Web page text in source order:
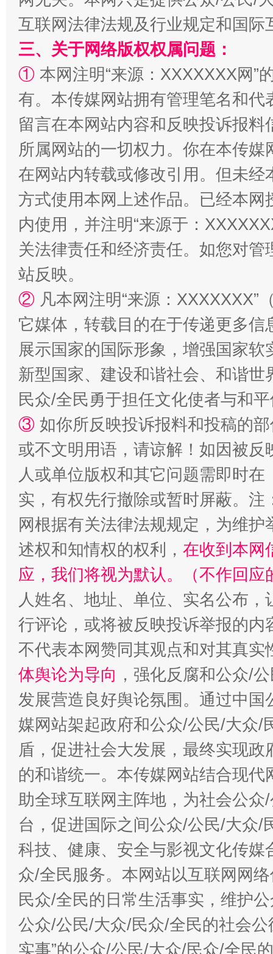
站台名比不上好声名
漫山遍野的桃花与雪山、麦地、白藏房 除
招工难、用工荒背后
互联网法律法规及行业规定和国
三、关于网络版权权属问题：
① 本网注明“来源：XXXXXXX网”
有。本传媒网站拥有管理笔名和
留言在本网站内容和反映投诉报
所属网站的一切权力。你在本传
在网站内转载或修改引用。但未
方式使用本网上述作品。已经本
内使用，并注明“来源于：
关法律责任和经济责任。如您对
站反映。
② 凡本网注明“来源：
它媒体，转载目的在于传递更多
展示国家的国际形象，增强国家
新型国家、建设和谐社会、和谐
民众/全民勇于担任文化使者与和
③ 如你所反映投诉报料和投稿的
或不文明用语，请谅解！如因被
人或单位版权和其它问题需即时在
实，有权先行撤除或暂时屏蔽。
网根据有关法律法规规定，为维
述权和知情权的权利， 在收到本网
应，我们将视为默认。（不作回应
人姓名、地址、单位、实名公布
行评论，或将被反映投诉举报的
不代表本网赞同其观点和对其真实
体舆论为导向 ，强化反腐和公众/
发展营造良好舆论氛围。通过中
媒网站架起政府和公众/公民/大众/
盾，促进社会大发展，最终实现
的和谐统一。本传媒网站结合现
助全球互联网主阵地，为社会公
台，促进国际之间公众/公民/大众/
科技、健康、安全与影视文化传
众/全民服务。本网站以互联网网
民众/全民的日常生活事实，维护
公众/公民/大众/民众/全民的社会公
实事”的公众/公民/大众/民众/全民